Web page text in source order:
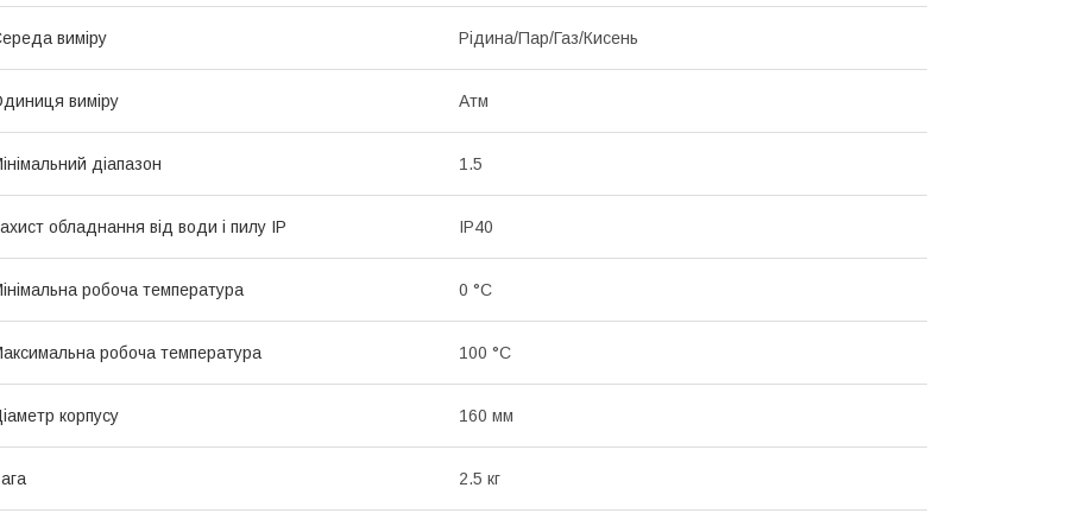
виміру Рідина/Пар/Газ/Кисень
виміру Атм
діапазон 1.5
обладнання від води і пилу IP IP40
робоча температура 0 °С
робоча температура 100 °С
корпусу 160 мм
2.5 кг